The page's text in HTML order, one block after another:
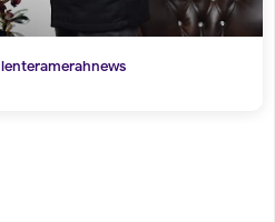
lenteramerahnews